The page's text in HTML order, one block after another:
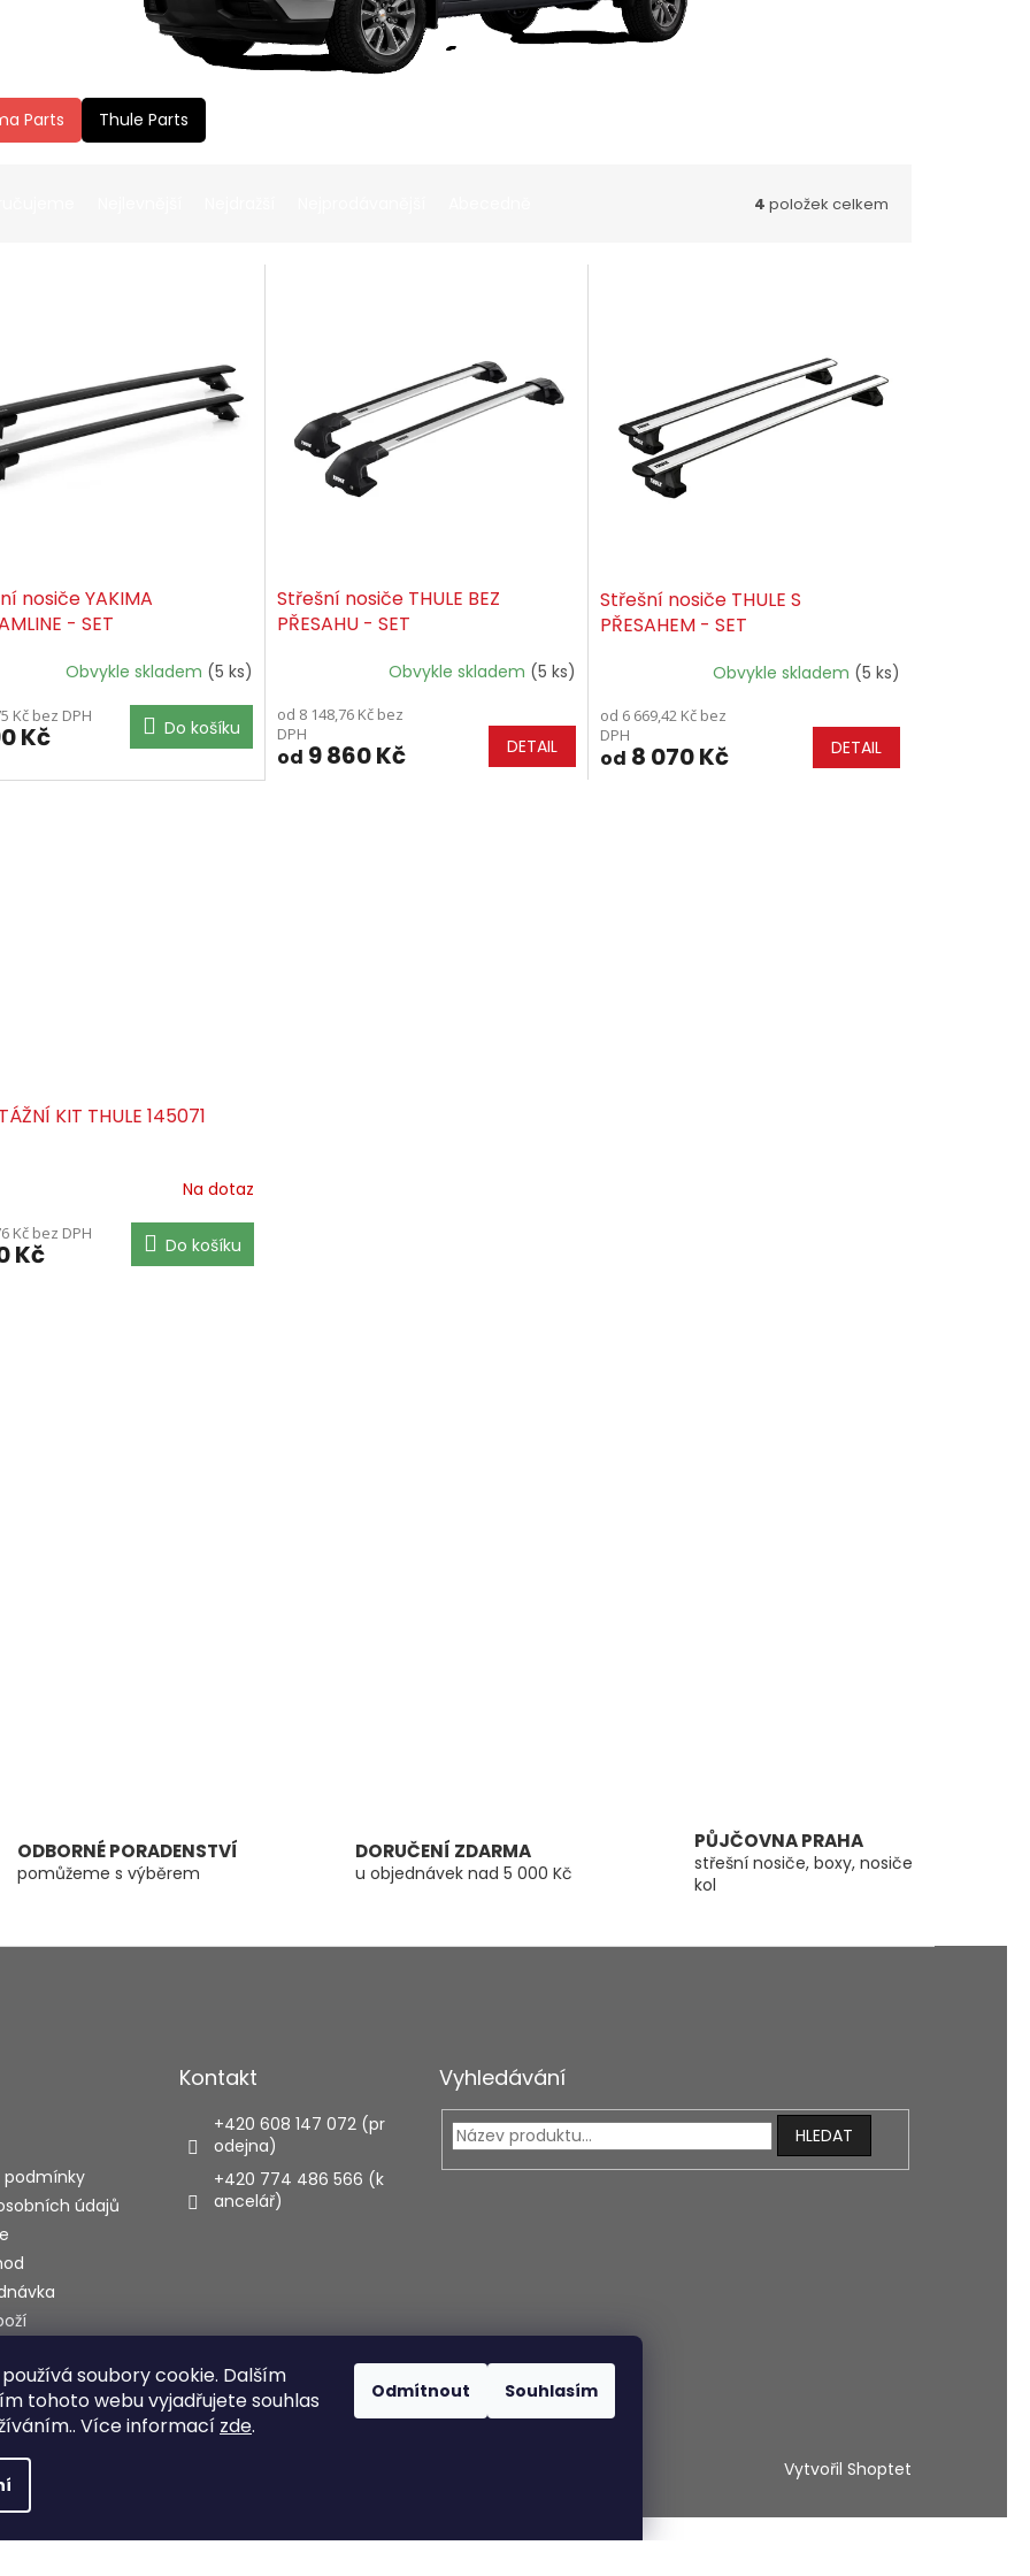
soubory cookie. Dalším
tohoto webu vyjadřujete souhlas
Více informací zde.
Odmítnout Souhlasím
Parts Thule Parts
4 položek celkem
nosiče YAKIMA
- SET
Obvykle skladem (5 ks)
Kč bez DPH
Kč Do košíku
Střešní nosiče THULE BEZ
PŘESAHU - SET
Obvykle skladem (5 ks)
od 8 148,76 Kč bez
DPH
od 9 860 Kč DETAIL
Střešní nosiče THULE S
PŘESAHEM - SET
Obvykle skladem (5 ks)
od 6 669,42 Kč bez
DPH
od 8 070 Kč DETAIL
KIT THULE 145071
Na dotaz
Kč bez DPH
Kč Do košíku
ODBORNÉ PORADENSTVÍ
pomůžeme s výběrem
DORUČENÍ ZDARMA
u objednávek nad 5 000 Kč
PŮJČOVNA PRAHA
střešní nosiče, boxy, nosiče
kol
údajů
Kontakt
+420 608 147 072 (pr
odejna)
+420 774 486 566 (k
ancelář)
Vyhledávání
HLEDAT
Vytvořil Shoptet